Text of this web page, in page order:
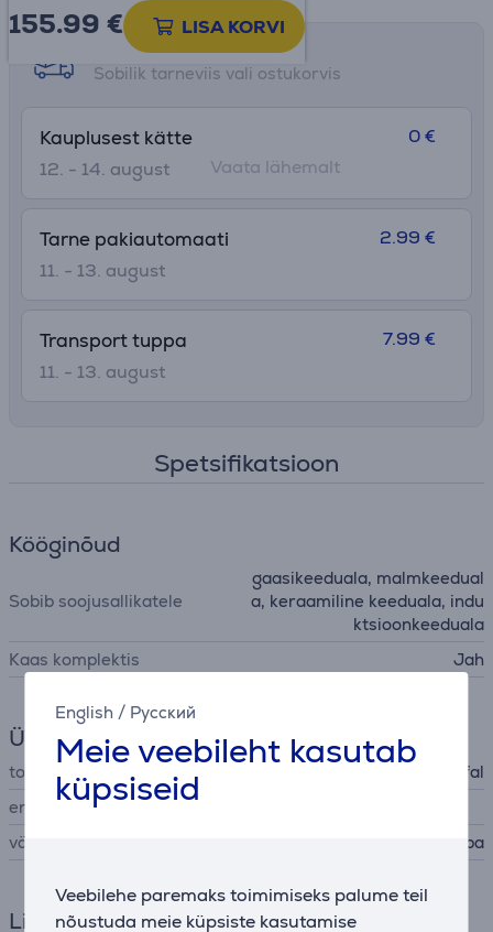
English / Русский
Meie veebileht kasutab
küpsiseid
Veebilehe paremaks toimimiseks palume teil
nõustuda meie küpsiste kasutamise
155.99 € LISA KORVI
Tarne võimalused
Sobilik tarneviis vali ostukorvis
Kauplusest kätte
12. - 14. august
0 €
Vaata lähemalt
Tarne pakiautomaati
11. - 13. august
2.99 €
Transport tuppa
11. - 13. august
7.99 €
Spetsifikatsioon
Kööginõud
Sobib soojusallikatele
gaasikeeduala, malmkeedual
a, keraamiline keeduala, indu
ktsioonkeeduala
Kaas komplektis
Jah
Üldine parameeter
tootja
Tefal
eriomadused
värv
roostevaba
Lisatarvik